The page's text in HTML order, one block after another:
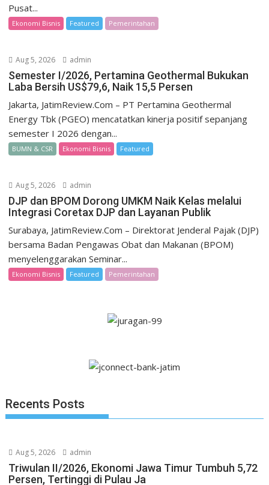
Pusat...
Ekonomi Bisnis Featured Pemerintahan
Aug 5, 2026 admin
Semester I/2026, Pertamina Geothermal Bukukan
Laba Bersih US$79,6, Naik 15,5 Persen
Jakarta, JatimReview.Com – PT Pertamina Geothermal
Energy Tbk (PGEO) mencatatkan kinerja positif sepanjang
semester I 2026 dengan...
BUMN & CSR Ekonomi Bisnis Featured
Aug 5, 2026 admin
DJP dan BPOM Dorong UMKM Naik Kelas melalui
Integrasi Coretax DJP dan Layanan Publik
Surabaya, JatimReview.Com – Direktorat Jenderal Pajak (DJP)
bersama Badan Pengawas Obat dan Makanan (BPOM)
menyelenggarakan Seminar...
Ekonomi Bisnis Featured Pemerintahan
Recents Posts
Aug 5, 2026 admin
Triwulan II/2026, Ekonomi Jawa Timur Tumbuh 5,72
Persen, Tertinggi di Pulau Ja